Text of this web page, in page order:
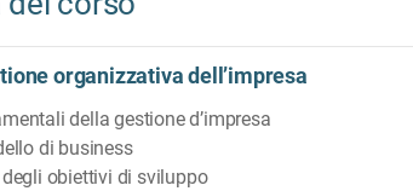
organizzativa dell’impresa
della gestione d’impresa
di business
obiettivi di sviluppo